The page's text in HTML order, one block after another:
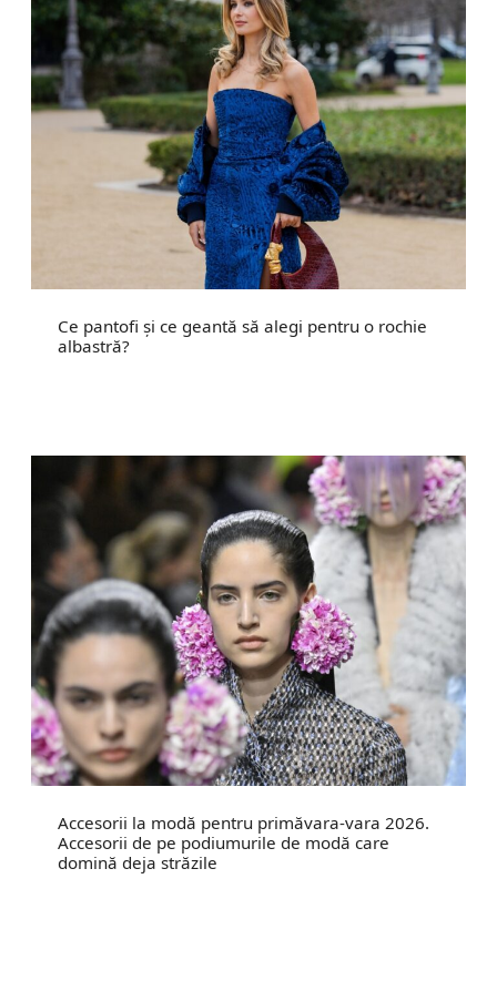
Ce pantofi și ce geantă să alegi pentru o rochie
albastră?
Accesorii la modă pentru primăvara-vara 2026.
Accesorii de pe podiumurile de modă care
domină deja străzile